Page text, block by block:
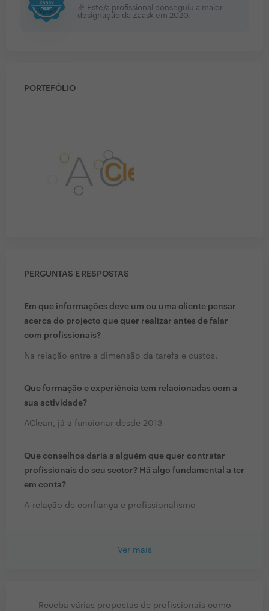
🎉 Este/a profissional conseguiu a maior
designação da Zaask em 2020
PORTEFÓLIO
PERGUNTAS E RESPOSTAS
Em que informações deve um ou uma cliente pensar
acerca do projecto que quer realizar antes de falar
com profissionais?
Na relação entre a dimensão da tarefa e custos.
Que formação e experiência tem relacionadas com a
sua actividade?
AClean, já a funcionar desde 2013
Que conselhos daria a alguém que quer contratar
profissionais do seu sector? Há algo fundamental a ter
em conta?
A relação de confiança e profissionalismo
Ver mais
Receba várias propostas de profissionais como